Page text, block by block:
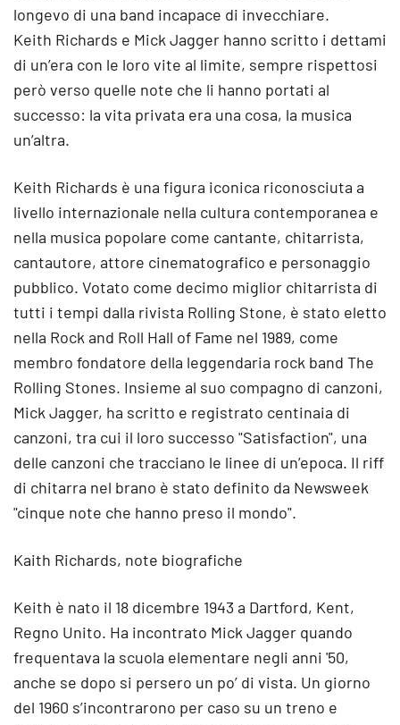
longevo di una band incapace di invecchiare.
Keith Richards e Mick Jagger hanno scritto i dettami
di un’era con le loro vite al limite, sempre rispettosi
però verso quelle note che li hanno portati al
successo: la vita privata era una cosa, la musica
un’altra.
Keith Richards è una figura iconica riconosciuta a
livello internazionale nella cultura contemporanea e
nella musica popolare come cantante, chitarrista,
cantautore, attore cinematografico e personaggio
pubblico. Votato come decimo miglior chitarrista di
tutti i tempi dalla rivista Rolling Stone, è stato eletto
nella Rock and Roll Hall of Fame nel 1989, come
membro fondatore della leggendaria rock band The
Rolling Stones. Insieme al suo compagno di canzoni,
Mick Jagger, ha scritto e registrato centinaia di
canzoni, tra cui il loro successo "Satisfaction", una
delle canzoni che tracciano le linee di un’epoca. Il riff
di chitarra nel brano è stato definito da Newsweek
"cinque note che hanno preso il mondo".
Kaith Richards, note biografiche
Keith è nato il 18 dicembre 1943 a Dartford, Kent,
Regno Unito. Ha incontrato Mick Jagger quando
frequentava la scuola elementare negli anni '50,
anche se dopo si persero un po’ di vista. Un giorno
del 1960 s’incontrarono per caso su un treno e